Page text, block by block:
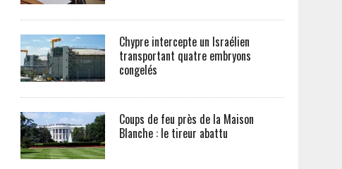
Chypre intercepte un Israélien
transportant quatre embryons
congelés
Coups de feu près de la Maison
Blanche : le tireur abattu